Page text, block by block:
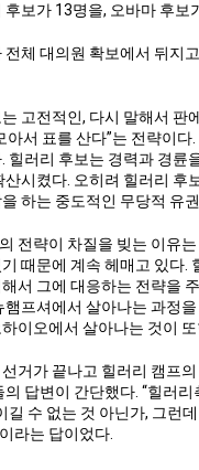
후보가 13명을, 오바마 후
전체 대의원 확보에서 뒤지
고전적인, 다시 말해서 판
아서 표를 산다”는 전략이
힐러리 후보는 경력과 경륜
산시켰다. 오히려 힐러리 후
하는 중도적인 무당적 유
전략이 차질을 빚는 이유
때문에 계속 헤매고 있다.
서 그에 대응하는 전략을
햄프셔에서 살아나는 과정
이오에서 살아나는 것이
거가 끝나고 힐러리 캠프
의 답변이 간단했다. “힐러
길 수 없는 것 아닌가, 그런
라는 답이었다.